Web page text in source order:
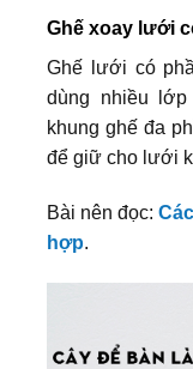
Ghế xoay lưới
Ghế lưới có
dùng nhiều
khung ghế đa
để giữ cho lưới
Bài nên đọc:
hợp.